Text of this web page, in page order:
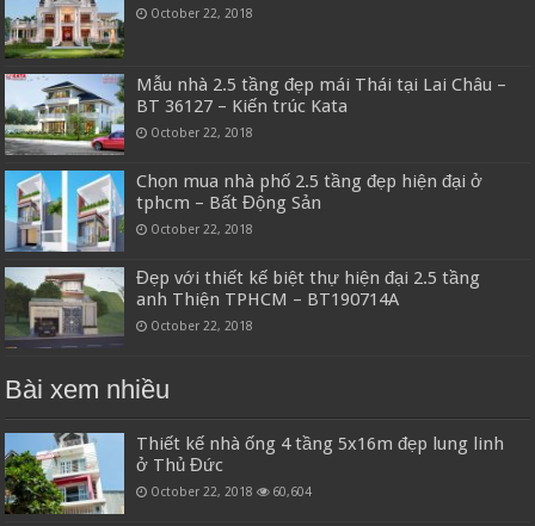
October 22, 2018
Mẫu nhà 2.5 tầng đẹp mái Thái tại Lai Châu –
BT 36127 – Kiến trúc Kata
October 22, 2018
Chọn mua nhà phố 2.5 tầng đẹp hiện đại ở
tphcm – Bất Động Sản
October 22, 2018
Đẹp với thiết kế biệt thự hiện đại 2.5 tầng
anh Thiện TPHCM – BT190714A
October 22, 2018
Bài xem nhiều
Thiết kế nhà ống 4 tầng 5x16m đẹp lung linh
ở Thủ Đức
October 22, 2018 60,604